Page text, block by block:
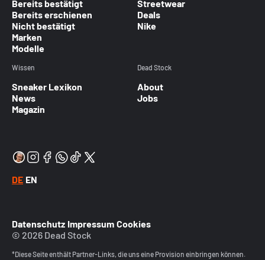
Bereits bestätigt
Bereits erschienen
Nicht bestätigt
Marken
Modelle
Streetwear
Deals
Nike
Wissen
Sneaker Lexikon
News
Magazin
Dead Stock
About
Jobs
DE EN
Datenschutz Impressum Cookies
© 2026 Dead Stock
*Diese Seite enthält Partner-Links, die uns eine Provision einbringen können.